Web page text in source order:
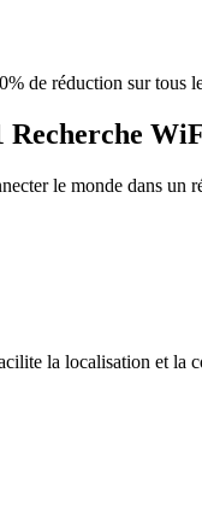
de réduction sur tous
Recherche
le monde dans un
la localisation et la